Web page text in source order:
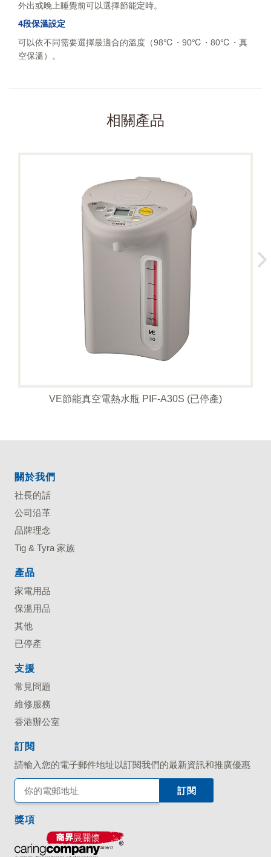
外出或晚上睡覺前可以選擇節能定時。
4段保溫設定
可以依不同需要選擇最適合的溫度（98℃・90℃・80℃・真
空保溫）。
相關產品
VE節能真空電熱水瓶 PIF-A30S (已停產)
關於我們
社長的話
公司沿革
品牌理念
Tig & Tyra 家族
產品
家電用品
保溫用品
其他
已停產
支援
常見問題
維修服務
香港辦公室
訂閱
請輸入您的電子郵件地址以訂閱我們的最新資訊和推廣優惠
獎項